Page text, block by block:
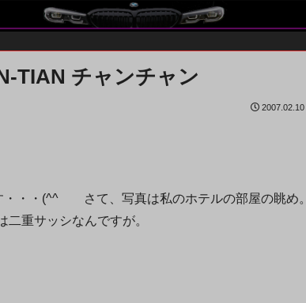
TIAN チャンチャン
2007.02.10
・・(^^ゞ さて、写真は私のホテルの部屋の眺め。
重サッシなんですが。